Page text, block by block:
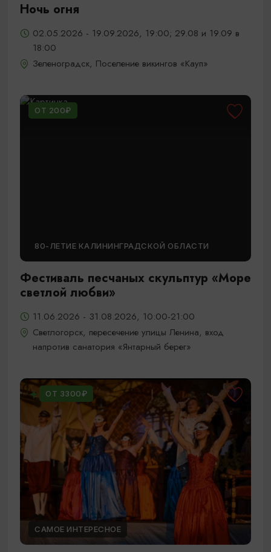
Ночь огня
02.05.2026 - 19.09.2026, 19:00; 29.08 и 19.09 в
18:00
Зеленоградск, Поселение викингов «Кауп»
ОТ 200₽
80-ЛЕТИЕ КАЛИНИНГРАДСКОЙ ОБЛАСТИ
Фестиваль песчаных скульптур «Море
светлой любви»
11.06.2026 - 31.08.2026, 10:00-21:00
Светлогорск, пересечение улицы Ленина, вход
напротив санатория «Янтарный берег»
ОТ 3300₽
САМОЕ ИНТЕРЕСНОЕ